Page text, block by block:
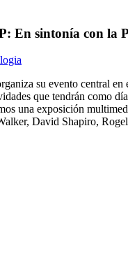
En sintonía con la
su evento central
que tendrán como
una exposición
David Shapiro,